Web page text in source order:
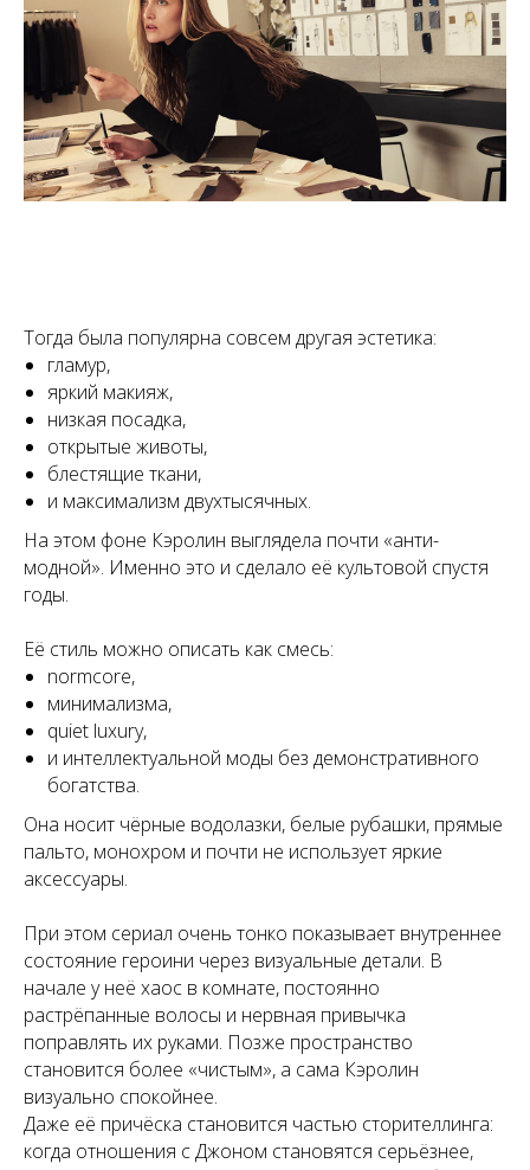
Тогда была популярна совсем другая эстетика:
гламур,
яркий макияж,
низкая посадка,
открытые животы,
блестящие ткани,
и максимализм двухтысячных.
На этом фоне Кэролин выглядела почти «анти-
модной». Именно это и сделало её культовой спустя
годы.
Её стиль можно описать как смесь:
normcore,
минимализма,
quiet luxury,
и интеллектуальной моды без демонстративного
богатства.
Она носит чёрные водолазки, белые рубашки, прямые
пальто, монохром и почти не использует яркие
аксессуары.
При этом сериал очень тонко показывает внутреннее
состояние героини через визуальные детали. В
начале у неё хаос в комнате, постоянно
растрёпанные волосы и нервная привычка
поправлять их руками. Позже пространство
становится более «чистым», а сама Кэролин
визуально спокойнее.
Даже её причёска становится частью сторителлинга:
когда отношения с Джоном становятся серьёзнее,